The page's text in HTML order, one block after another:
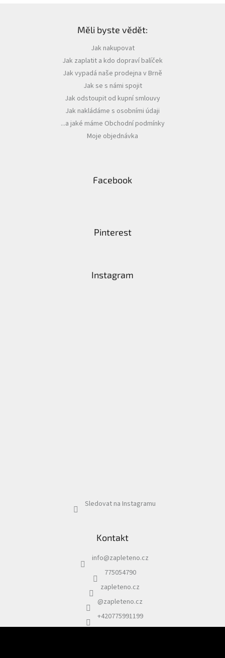
Měli byste vědět:
Jak nakupovat
Jak zaplatit a kdo dopraví balíček
Jak vypadá naše prodejna v Brně
Jak se s námi spojit
Jak odstoupit od kupní smlouvy
Jak nakládáme s osobními údaji
...a jaké máme Obchodní podmínky
Moje objednávka
Facebook
Pinterest
Instagram
Sledovat na Instagramu
Kontakt
info@zapleteno.cz
775054790
zapleteno.cz
@zapleteno.cz
+420775991199